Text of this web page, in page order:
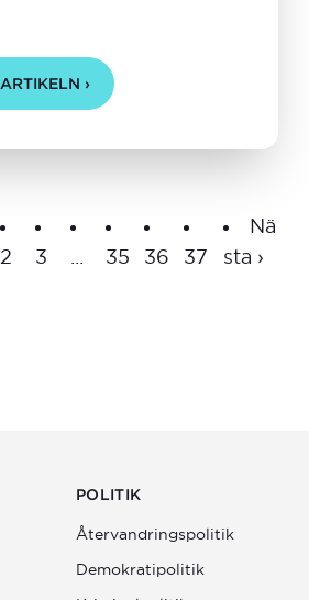
›
2 3 35 36 37
Nä
sta ›
POLITIK
Återvandrings­politik
Demokratipolitik